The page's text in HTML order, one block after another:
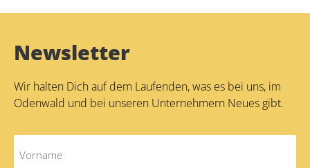
Newsletter
Wir halten Dich auf dem Laufenden, was es bei uns, im
Odenwald und bei unseren Unternehmern Neues gibt.